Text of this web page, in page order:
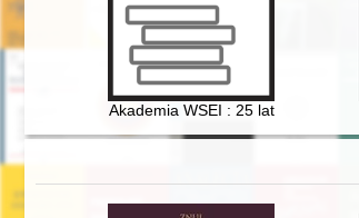
Akademia WSEI : 25 lat